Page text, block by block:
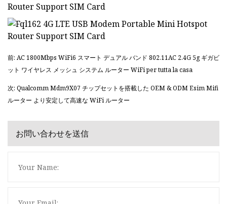
前: AC 1800Mbps WiFi6 スマート デュアル バンド 802.11AC 2.4G 5g ギガビ
ット ワイヤレス メッシュ システム ルーター WiFi per tutta la casa
次: Qualcomm Mdm9X07 チップセットを搭載した OEM & ODM Esim Mifi
ルーター より安定して高速な WiFi ルーター
お問い合わせを送信